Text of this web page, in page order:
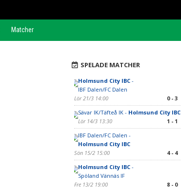
Matcher
SPELADE MATCHER
Holmsund City IBC-
IBF Dalen/FC Dalen
Lör 21/3 14:00
0 - 3
Sävar IK/Täfteå IK - Holmsund City IBC
Lör 14/3 13:30
1 - 1
IBF Dalen/FC Dalen -
Holmsund City IBC
Sön 15/2 15:00
4 - 4
Holmsund City IBC-
Spöland Vännäs IF
Fre 13/2 19:00
8 - 0